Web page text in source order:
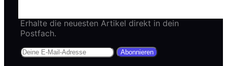
Erhalte die neuesten Artikel direkt in dein
Postfach.
Abonnieren